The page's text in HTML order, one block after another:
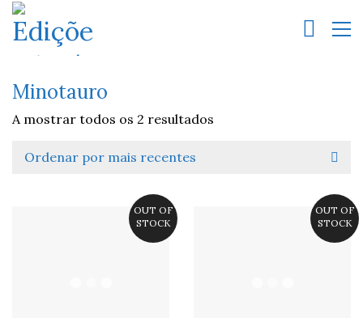
Minotauro
A mostrar todos os 2 resultados
Ordenar por mais recentes
OUT OF
STOCK
OUT OF
STOCK